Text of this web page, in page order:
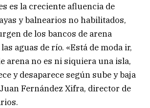
es la creciente afluencia de
y balnearios no habilitados,
de los bancos de arena
aguas de río. «Está de moda ir,
arena no es ni siquiera una isla,
y desaparece según sube y baja
Fernández Xifra, director de